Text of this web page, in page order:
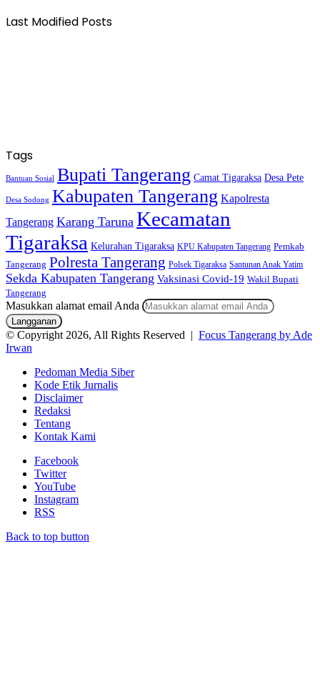
Last Modified Posts
Tags
Bantuan Sosial Bupati Tangerang Camat Tigaraksa Desa Pete
Desa Sodong Kabupaten Tangerang Kapolresta
Tangerang Karang Taruna Kecamatan
Tigaraksa Kelurahan Tigaraksa KPU Kabupaten Tangerang Pemkab
Tangerang Polresta Tangerang Polsek Tigaraksa Santunan Anak Yatim
Sekda Kabupaten Tangerang Vaksinasi Covid-19 Wakil Bupati
Tangerang
Masukkan alamat email Anda
© Copyright 2026, All Rights Reserved | Focus Tangerang by Ade
Irwan
Pedoman Media Siber
Kode Etik Jurnalis
Disclaimer
Redaksi
Tentang
Kontak Kami
Facebook
Twitter
YouTube
Instagram
RSS
Back to top button